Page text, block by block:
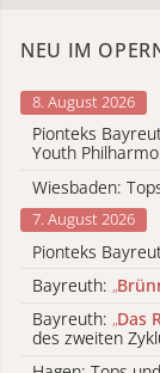
NEU IM
8. August 2026
Pionteks
Youth
Wiesbaden:
7. August 2026
Pionteks
Bayreuth: „
Bayreuth: „Das
des zweiten